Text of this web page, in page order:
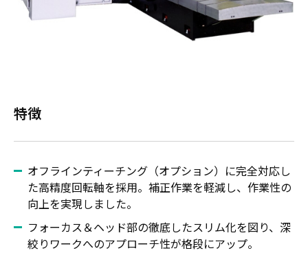
特徴
オフラインティーチング（オプション）に完全対応し
た高精度回転軸を採用。補正作業を軽減し、作業性の
向上を実現しました。
フォーカス＆ヘッド部の徹底したスリム化を図り、深
絞りワークへのアプローチ性が格段にアップ。